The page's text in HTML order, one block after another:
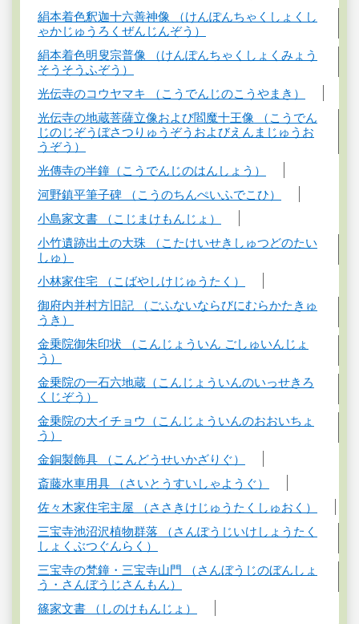
絹本着色釈迦十六善神像 （けんぽんちゃくしょくし
ゃかじゅうろくぜんじんぞう）
絹本着色明叟宗普像 （けんぽんちゃくしょくみょう
そうそうふぞう）
光伝寺のコウヤマキ （こうでんじのこうやまき）
光伝寺の地蔵菩薩立像および閻魔十王像 （こうでん
じのじぞうぼさつりゅうぞうおよびえんまじゅうお
うぞう）
光傳寺の半鐘（こうでんじのはんしょう）
河野鎮平筆子碑 （こうのちんぺいふでこひ）
小島家文書 （こじまけもんじょ）
小竹遺跡出土の大珠 （こたけいせきしゅつどのたい
しゅ）
小林家住宅 （こばやしけじゅうたく）
御府内并村方旧記 （ごふないならびにむらかたきゅ
うき）
金乗院御朱印状 （こんじょういん ごしゅいんじょ
う）
金乗院の一石六地蔵（こんじょういんのいっせきろ
くじぞう）
金乗院の大イチョウ（こんじょういんのおおいちょ
う）
金銅製飾具 （こんどうせいかざりぐ）
斎藤水車用具 （さいとうすいしゃようぐ）
佐々木家住宅主屋 （ささきけじゅうたくしゅおく）
三宝寺池沼沢植物群落 （さんぽうじいけしょうたく
しょくぶつぐんらく）
三宝寺の梵鐘・三宝寺山門 （さんぼうじのぼんしょ
う・さんぼうじさんもん）
篠家文書 （しのけもんじょ）